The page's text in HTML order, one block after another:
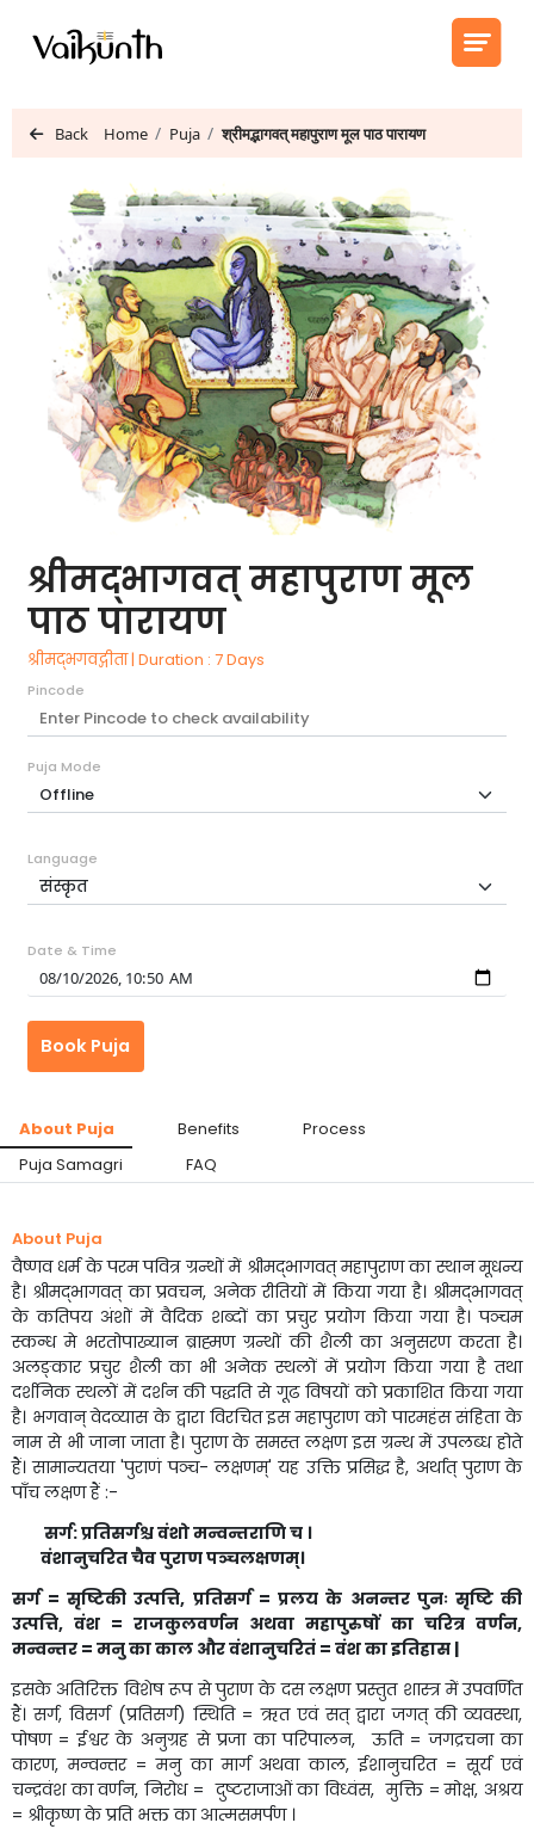
Back Home Puja श्रीम‌द्भागवत् महापुराण मूल पाठ पारायण
श्रीम‌द्भागवत् महापुराण मूल
पाठ पारायण
श्रीम‌द्भगवद्गीता | Duration : 7 Days
Pincode
Puja Mode
Language
Date & Time
Book Puja
About Puja Benefits
Process
Puja Samagri
FAQ
About Puja
वैष्णव धर्म के परम पवित्र ग्रन्थों में श्रीमद्भागवत‌् महापुराण का स्थान मूधन्य
है। श्रीम‌द्भागवत् का प्रवचन, अनेक रीतियों में किया गया है। श्रीम‌द्भागवत्
के कतिपय अंशों में वैदिक शब्दों का प्रचुर प्रयोग किया गया है। पञ्चम
स्कन्ध मे भरतोपाख्यान ब्राह्मण ग्रन्थों की शैली का अनुसरण करता है।
अलङ्कार प्रचुर शैली का भी अनेक स्थलों में प्रयोग किया गया है तथा
दर्शनिक स्थलों में दर्शन की पद्धति से गूढ विषयों को प्रकाशित किया गया
है। भगवान् वेदव्यास के द्वारा विरचित इस महापुराण को पारमहंस संहिता के
नाम से भी जाना जाता है। पुराण के समस्त लक्षण इस ग्रन्थ में उपलब्ध होते
हैं। सामान्यतया 'पुराणं पञ्च- लक्षणम्' यह उक्ति प्रसिद्ध है, अर्थात् पुराण के
पाँच लक्षण हैं :-
सर्ग: प्रतिसर्गश्च वंशो मन्वन्तराणि च ।
वंशानुचरित चैव पुराण पञ्चलक्षणम्।
सर्ग = सृष्टिकी उत्पत्ति, प्रतिसर्ग = प्रलय के अनन्तर पुनः सृष्टि की
उत्पत्ति, वंश = राजकुलवर्णन अथवा महापुरुषों का चरित्र वर्णन,
मन्वन्तर = मनु का काल और वंशानुचरितं = वंश का इतिहास |
इसके अतिरिक्त विशेष रूप से पुराण के दस लक्षण प्रस्तुत शास्त्र में उपवर्णित
हैं। सर्ग, विसर्ग (प्रतिसर्ग) स्थिति = ऋत एवं सत् द्वारा जगत् की व्यवस्था,
पोषण = ईश्वर के अनुग्रह से प्रजा का परिपालन, ऊति = जगद्र‌चना का
कारण, मन्वन्तर = मनु का मार्ग अथवा काल, ईशानुचरित = सूर्य एवं
चन्द्रवंश का वर्णन, निरोध = दुष्टराजाओं का विध्वंस, मुक्ति = मोक्ष, अश्रय
= श्रीकृष्ण के प्रति भक्त का आत्मसमर्पण ।